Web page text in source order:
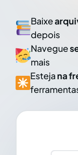
Baixe
depois
Navegue
mais
Esteja na